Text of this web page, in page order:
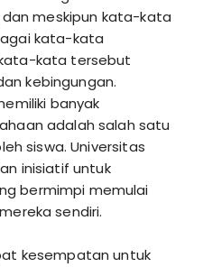
meskipun kata-kata
kata-kata
kata tersebut
kebingungan.
banyak
adalah salah satu
siswa. Universitas
inisiatif untuk
bermimpi memulai
sendiri.
kesempatan untuk